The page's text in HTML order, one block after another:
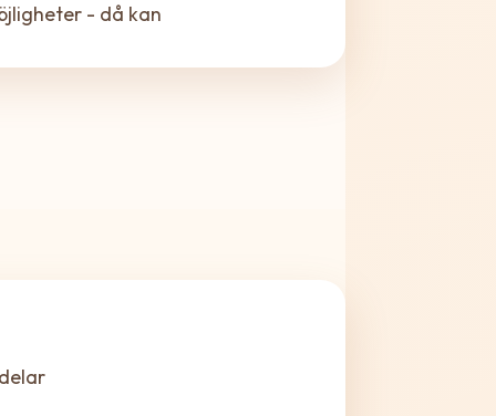
- då kan